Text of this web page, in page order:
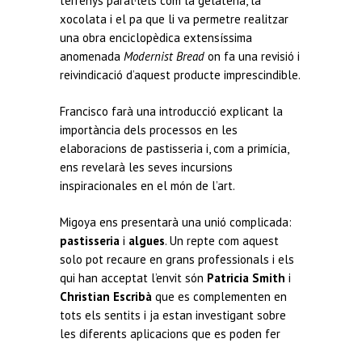
xocolata i el pa que li va permetre realitzar
una obra enciclopèdica extensíssima
anomenada Modernist Bread on fa una revisió i
reivindicació d’aquest producte imprescindible.
Francisco farà una introducció explicant la
importància dels processos en les
elaboracions de pastisseria i, com a primícia,
ens revelarà les seves incursions
inspiracionales en el món de l’art.
Migoya ens presentarà una unió complicada:
pastisseria i algues. Un repte com aquest
solo pot recaure en grans professionals i els
qui han acceptat l’envit són Patricia Smith i
Christian Escribà que es complementen en
tots els sentits i ja estan investigant sobre
les diferents aplicacions que es poden fer